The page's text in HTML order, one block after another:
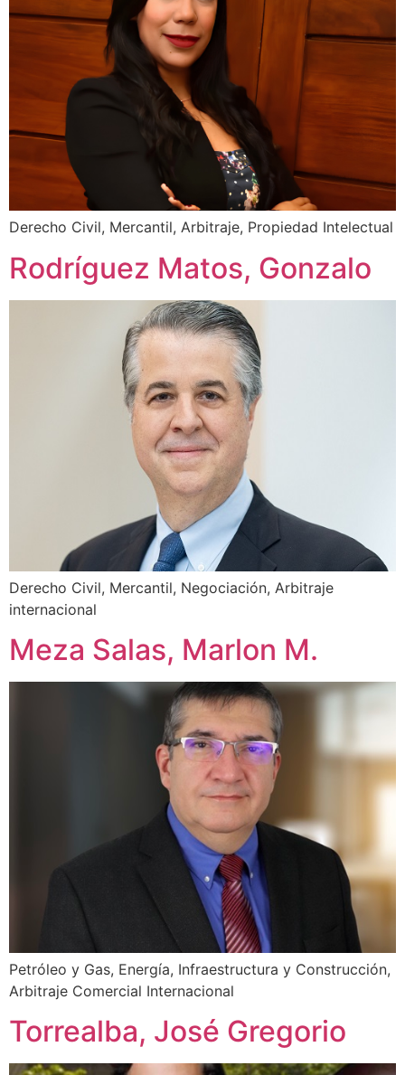
Derecho Civil, Mercantil, Arbitraje, Propiedad Intelectual
Rodríguez Matos, Gonzalo
Derecho Civil, Mercantil, Negociación, Arbitraje
internacional
Meza Salas, Marlon M.
Petróleo y Gas, Energía, Infraestructura y Construcción,
Arbitraje Comercial Internacional
Torrealba, José Gregorio